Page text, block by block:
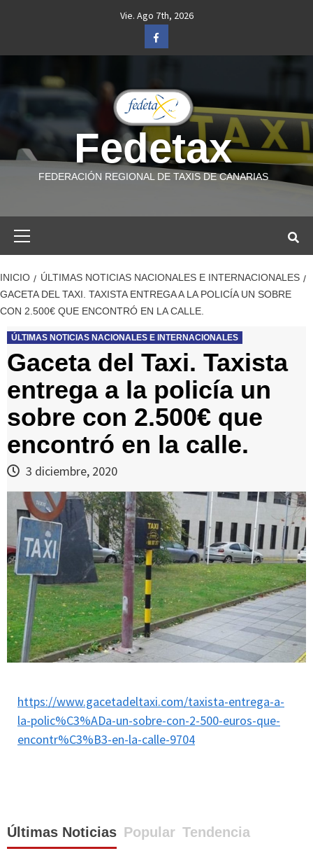
Vie. Ago 7th, 2026
Facebook
Fedetax
FEDERACIÓN REGIONAL DE TAXIS DE CANARIAS
INICIO
ÚLTIMAS NOTICIAS NACIONALES E INTERNACIONALES
GACETA DEL TAXI. TAXISTA ENTREGA A LA POLICÍA UN SOBRE
CON 2.500€ QUE ENCONTRÓ EN LA CALLE.
ÚLTIMAS NOTICIAS NACIONALES E INTERNACIONALES
Gaceta del Taxi. Taxista
entrega a la policía un
sobre con 2.500€ que
encontró en la calle.
3 diciembre, 2020
https://www.gacetadeltaxi.com/taxista-entrega-a-
la-polic%C3%ADa-un-sobre-con-2-500-euros-que-
encontr%C3%B3-en-la-calle-9704
Últimas Noticias Popular Tendencia